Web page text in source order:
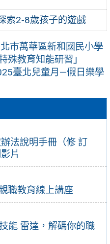
法說明手冊（修 訂
片
職教育線上講座
能 雷達，解碼你的職
索2-8歲孩子的遊戲
市萬華區新和國民小學
殊教育知能研習」
臺北兒童月—假日樂學